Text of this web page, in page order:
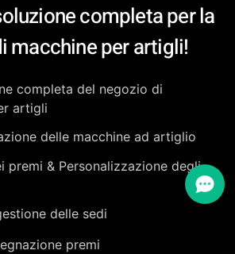
completa per la
macchine per artigli!
completa del negozio di
artigli
delle macchine ad artiglio
premi & Personalizzazione degli
delle sedi
premi